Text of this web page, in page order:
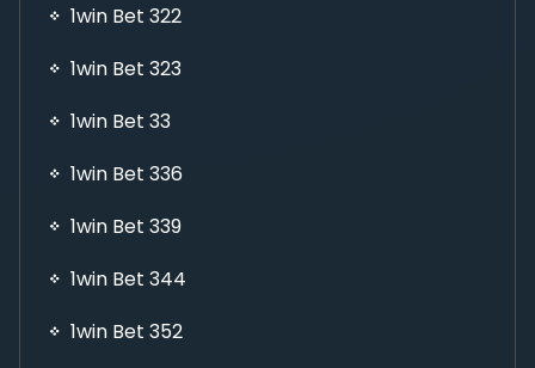
1win Bet 322
1win Bet 323
1win Bet 33
1win Bet 336
1win Bet 339
1win Bet 344
1win Bet 352